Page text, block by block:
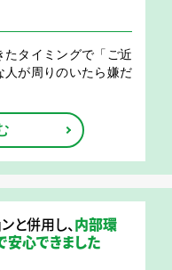
タイミングで「ご近
人が周りのいたら嫌だ
と併用し、内部環
安心できました